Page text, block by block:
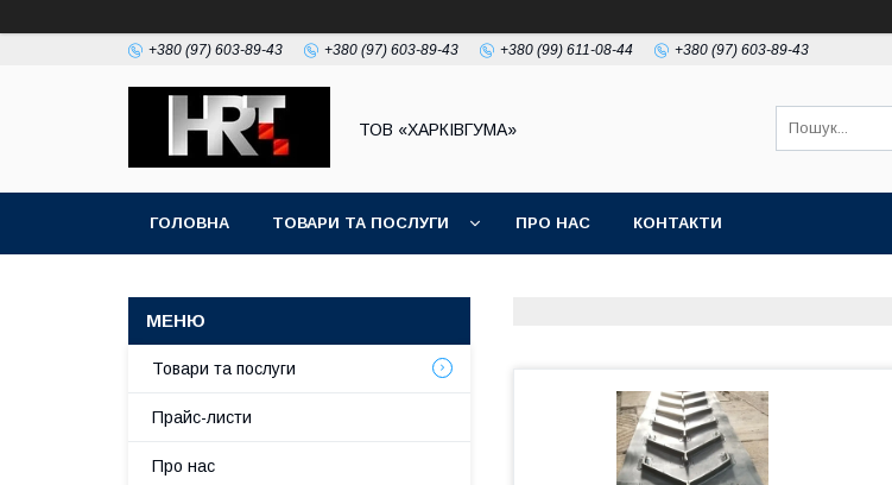
+380 (97) 603-89-43 +380 (97) 603-89-43 +380 (99) 611-08-44 +380 (97) 603-89-43
ТОВ «ХАРКІВГУМА»
ГОЛОВНА ТОВАРИ ТА ПОСЛУГИ ПРО НАС КОНТАКТИ
Товари та послуги
Прайс-листи
Про нас